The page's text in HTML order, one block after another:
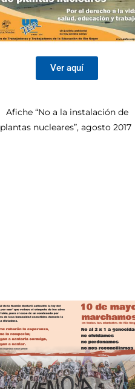
Ver aquí
Afiche “No a la instalación de
plantas nucleares”, agosto 2017